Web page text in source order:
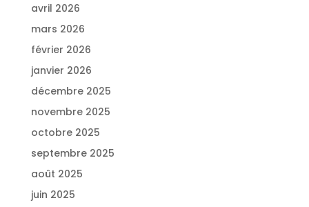
avril 2026
mars 2026
février 2026
janvier 2026
décembre 2025
novembre 2025
octobre 2025
septembre 2025
août 2025
juin 2025